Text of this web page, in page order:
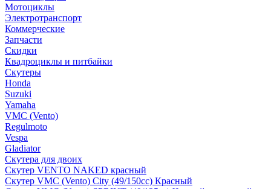
Мотоциклы
Электротранспорт
Коммерческие
Запчасти
Скидки
Квадроциклы и питбайки
Скутеры
Honda
Suzuki
Yamaha
VMC (Vento)
Regulmoto
Vespa
Gladiator
Скутера для двоих
Скутер VENTO NAKED красный
Скутер VMC (Vento) City (49/150cc) Красный